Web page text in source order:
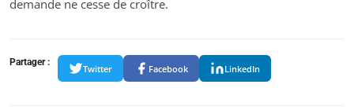
demande ne cesse de croître.
Partager :
Twitter Facebook LinkedIn